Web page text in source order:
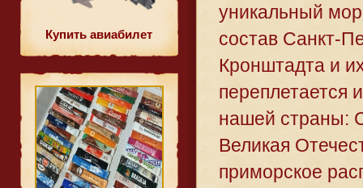
Купить авиабилет
уникальный
состав Санкт-
Кронштадта и
переплетается
нашей страны:
Великая
приморское